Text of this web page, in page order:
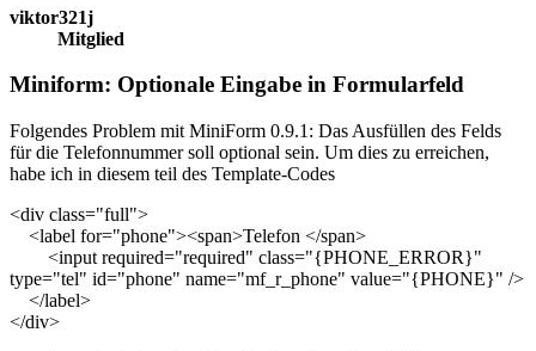
viktor321j
Mitglied
Miniform: Optionale Eingabe in Formularfeld
Folgendes Problem mit MiniForm 0.9.1: Das Ausfüllen des Felds
für die Telefonnummer soll optional sein. Um dies zu erreichen,
habe ich in diesem teil des Template-Codes
<div class="full">
<label for="phone"><span>Telefon </span>
<input required="required" class="{PHONE_ERROR}"
type="tel" id="phone" name="mf_r_phone" value="{PHONE}" />
</label>
</div>